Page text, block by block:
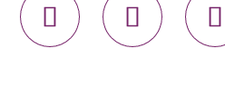
  